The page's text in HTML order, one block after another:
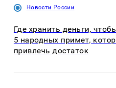
Новости России
Где хранить деньги,
5 народных примет,
привлечь достаток